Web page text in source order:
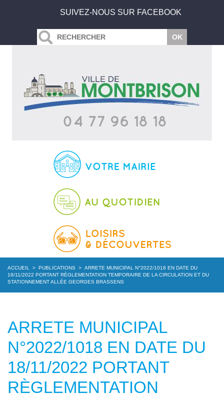
SUIVEZ-NOUS SUR FACEBOOK
ACCUEIL > PUBLICATIONS > ARRETE MUNICIPAL N°2022/1018 EN DATE DU
18/11/2022 PORTANT RÈGLEMENTATION TEMPORAIRE DE LA CIRCULATION ET DU
STATIONNEMENT ALLÉE GEORGES BRASSENS
ARRETE MUNICIPAL
N°2022/1018 EN DATE DU
18/11/2022 PORTANT
RÈGLEMENTATION